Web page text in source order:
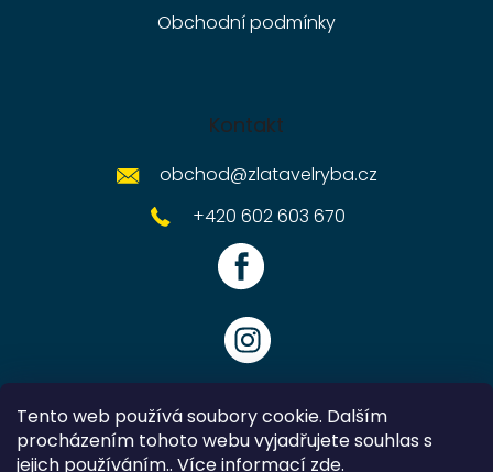
Tento web používá soubory cookie. Dalším
procházením tohoto webu vyjadřujete souhlas s
jejich používáním.. Více informací zde.
Obchodní podmínky
Kontakt
obchod@zlatavelryba.cz
+420 602 603 670